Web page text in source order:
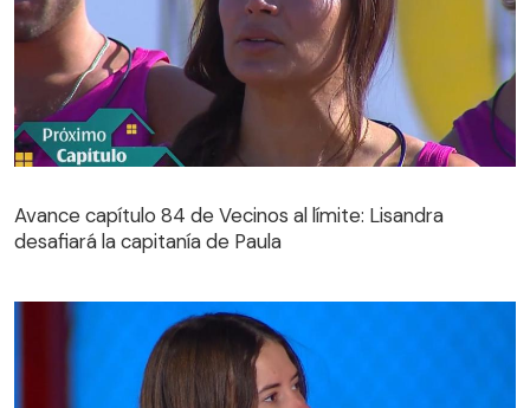
desafiará la capitanía de Paula
Avance capítulo 84 de Vecinos al límite: Lisandra
desafiará la capitanía de Paula